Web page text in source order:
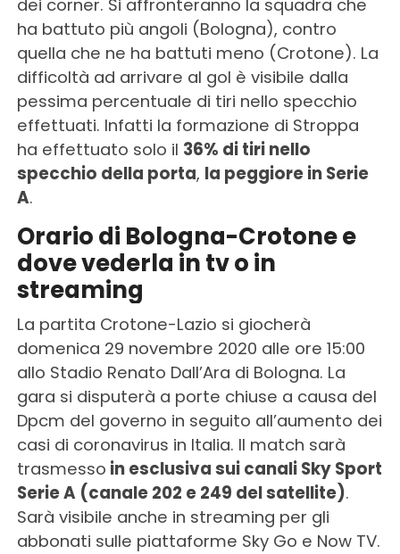
dei corner. Si affronteranno la squadra che
ha battuto più angoli (Bologna), contro
quella che ne ha battuti meno (Crotone). La
difficoltà ad arrivare al gol è visibile dalla
pessima percentuale di tiri nello specchio
effettuati. Infatti la formazione di Stroppa
ha effettuato solo il 36% di tiri nello
specchio della porta, la peggiore in Serie
A.
Orario di Bologna-Crotone e
dove vederla in tv o in
streaming
La partita Crotone-Lazio si giocherà
domenica 29 novembre 2020 alle ore 15:00
allo Stadio Renato Dall’Ara di Bologna. La
gara si disputerà a porte chiuse a causa del
Dpcm del governo in seguito all’aumento dei
casi di coronavirus in Italia. Il match sarà
trasmesso in esclusiva sui canali Sky Sport
Serie A (canale 202 e 249 del satellite).
Sarà visibile anche in streaming per gli
abbonati sulle piattaforme Sky Go e Now TV.